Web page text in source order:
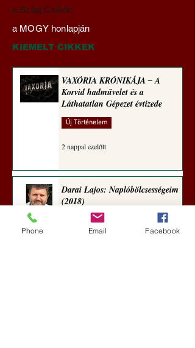
Darai Lajos:
Naplóbölcsességeim
(2022)
a Szilaj Csikón
a MOGY honlapján
KIEMELT CIKKEK
VAXÓRIA KRÓNIKÁJA ‒ A
Korvid hadművelet és a
Láthatatlan Gépezet évtizede
Új Történelem
2 nappal ezelőtt
Darai Lajos: Naplóbölcsességeim
(2018)
Phone Email Facebook